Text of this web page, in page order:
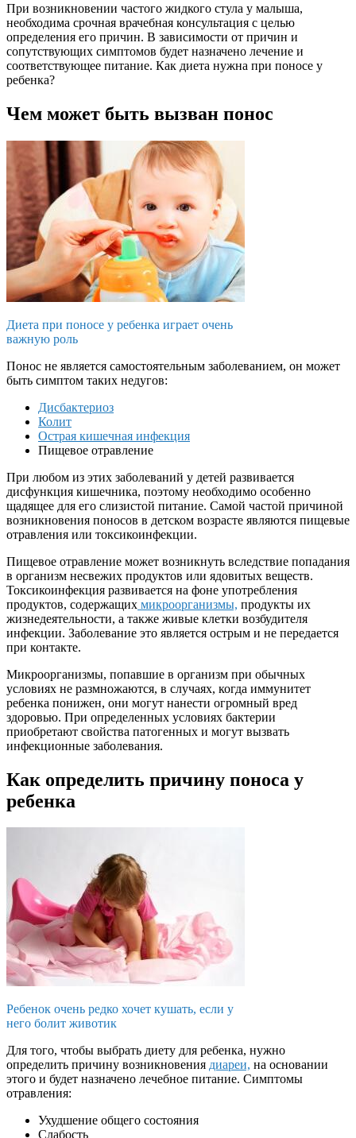
При возникновении частого жидкого стула у малыша,
необходима срочная врачебная консультация с целью
определения его причин. В зависимости от причин и
сопутствующих симптомов будет назначено лечение и
соответствующее питание. Как диета нужна при поносе у
ребенка?
Чем может быть вызван понос
Диета при поносе у ребенка играет очень
важную роль
Понос не является самостоятельным заболеванием, он может
быть симптом таких недугов:
Дисбактериоз
Колит
Острая кишечная инфекция
Пищевое отравление
При любом из этих заболеваний у детей развивается
дисфункция кишечника, поэтому необходимо особенно
щадящее для его слизистой питание. Самой частой причиной
возникновения поносов в детском возрасте являются пищевые
отравления или токсикоинфекции.
Пищевое отравление может возникнуть вследствие попадания
в организм несвежих продуктов или ядовитых веществ.
Токсикоинфекция развивается на фоне употребления
продуктов, содержащих микроорганизмы, продукты их
жизнедеятельности, а также живые клетки возбудителя
инфекции. Заболевание это является острым и не передается
при контакте.
Микроорганизмы, попавшие в организм при обычных
условиях не размножаются, в случаях, когда иммунитет
ребенка понижен, они могут нанести огромный вред
здоровью. При определенных условиях бактерии
приобретают свойства патогенных и могут вызвать
инфекционные заболевания.
Как определить причину поноса у
ребенка
Ребенок очень редко хочет кушать, если у
него болит животик
Для того, чтобы выбрать диету для ребенка, нужно
определить причину возникновения диареи, на основании
этого и будет назначено лечебное питание. Симптомы
отравления:
Ухудшение общего состояния
Слабость